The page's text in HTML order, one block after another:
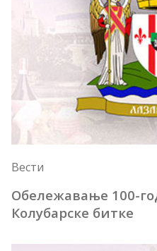
Вести
Обележавање 100-
Колубарске битке